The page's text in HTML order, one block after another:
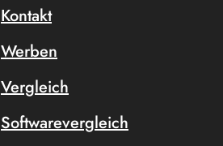
Kontakt
Werben
Vergleich
Softwarevergleich